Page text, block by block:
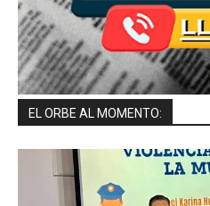
EL ORBE AL MOMENTO: